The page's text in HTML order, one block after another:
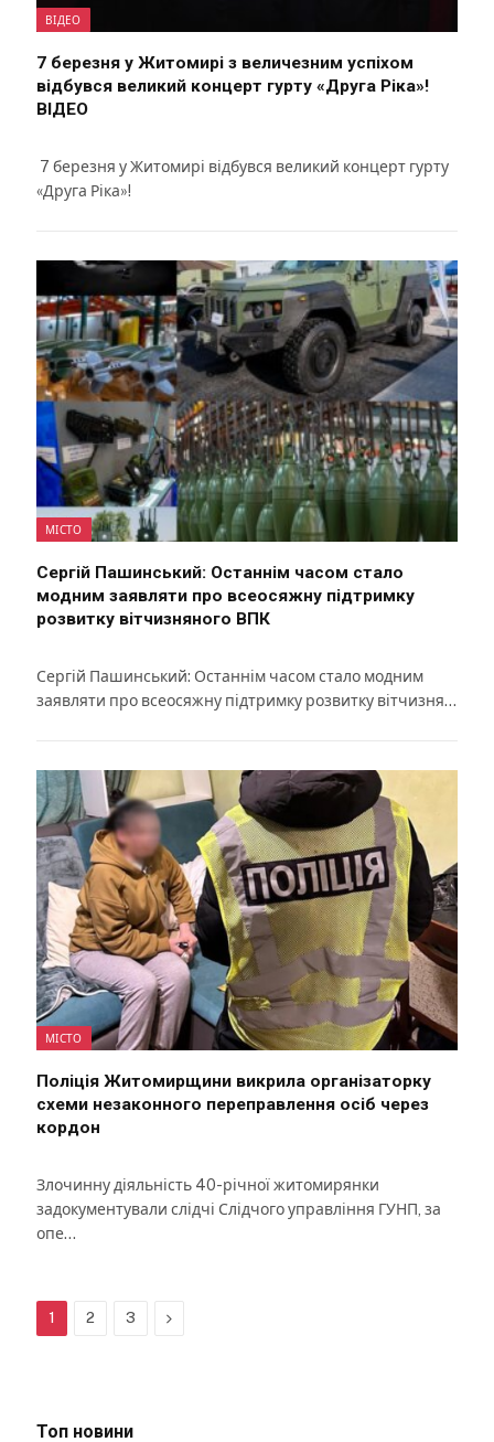
ВІДЕО
7 березня у Житомирі з величезним успіхом
відбувся великий концерт гурту «Друга Ріка»!
ВІДЕО
7 березня у Житомирі відбувся великий концерт гурту
«Друга Ріка»!
МІСТО
Сергій Пашинський: Останнім часом стало
модним заявляти про всеосяжну підтримку
розвитку вітчизняного ВПК
Сергій Пашинський: Останнім часом стало модним
заявляти про всеосяжну підтримку розвитку вітчизня…
МІСТО
Поліція Житомирщини викрила організаторку
схеми незаконного переправлення осіб через
кордон
Злочинну діяльність 40-річної житомирянки
задокументували слідчі Слідчого управління ГУНП, за
опе…
1 2 3 Next
Топ новини